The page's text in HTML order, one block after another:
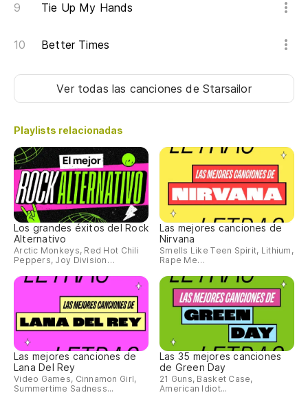
Tie Up My Hands
Better Times
Ver todas las cancionesde Starsailor
Playlists relacionadas
Los grandes éxitos del Rock
Alternativo
Arctic Monkeys, Red Hot Chili
Peppers, Joy Division…
Las mejores canciones de
Nirvana
Smells Like Teen Spirit, Lithium,
Rape Me…
Las mejores canciones de
Lana Del Rey
Video Games, Cinnamon Girl,
Summertime Sadness...
Las 35 mejores canciones
de Green Day
21 Guns, Basket Case,
American Idiot...